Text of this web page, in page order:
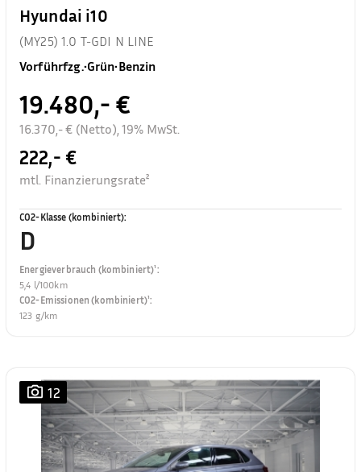
Hyundai i10
(MY25) 1.0 T-GDI N LINE
Vorführfzg.•Grün•Benzin
19.480,- €
16.370,- € (Netto), 19% MwSt.
222,- €
mtl. Finanzierungsrate²
CO2-Klasse (kombiniert):
D
Energieverbrauch (kombiniert)¹:
5,4 l/100km
CO2-Emissionen (kombiniert)¹:
123 g/km
12